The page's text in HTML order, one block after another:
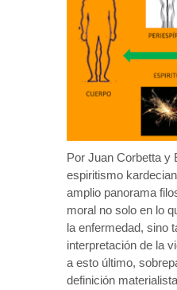
Por Juan Corbetta y
espiritismo
amplio panorama
moral no solo en lo
la enfermedad, sino
interpretación de la
a esto último,
definición